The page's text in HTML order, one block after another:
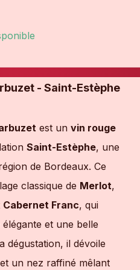
- Saint-Estèphe
est un vin rouge
Saint-Estèphe, une
de Bordeaux. Ce
classique de Merlot,
Cabernet Franc, qui
et une belle
dégustation, il dévoile
et un nez raffiné mêlant